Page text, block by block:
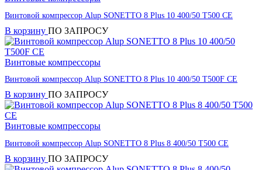
Винтовой компрессор Alup SONETTO 8 Plus 10 400/50 T500 CE
В корзину ПО ЗАПРОСУ
Винтовые компрессоры
Винтовой компрессор Alup SONETTO 8 Plus 10 400/50 T500F CE
В корзину ПО ЗАПРОСУ
Винтовые компрессоры
Винтовой компрессор Alup SONETTO 8 Plus 8 400/50 T500 CE
В корзину ПО ЗАПРОСУ